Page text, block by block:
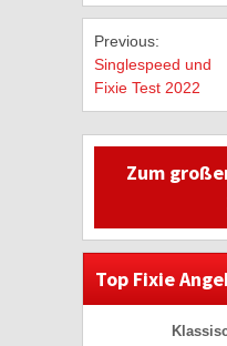
Previous:
Singlespeed und
Fixie Test 2022
Zum
Top Fixie